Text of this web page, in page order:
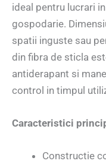
ideal pentru lucrari
gospodarie.
spatii inguste sau
din fibra de sticla
antiderapant si
control in timpul
Caracteristici
Constructie